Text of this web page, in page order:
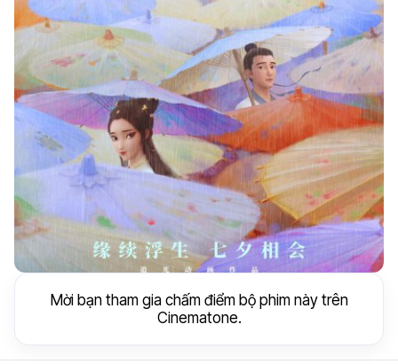
Mời bạn tham gia chấm điểm bộ phim này trên
Cinematone.